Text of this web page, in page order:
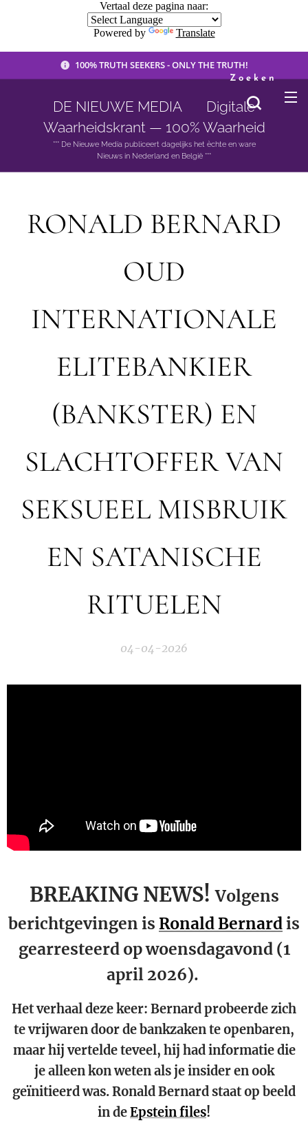
Vertaal deze pagina naar:
Powered by Translate
100% TRUTH SEEKERS - ONLY THE TRUTH!
DE NIEUWE MEDIA 🟣 Digitale
Waarheidskrant — 100% Waarheid
*** De Nieuwe Media publiceert dagelijks het èchte en ware
Nieuws in Nederland en België ***
Zoeken
RONALD BERNARD
OUD
INTERNATIONALE
ELITEBANKIER
(BANKSTER) EN
SLACHTOFFER VAN
SEKSUEEL MISBRUIK
EN SATANISCHE
RITUELEN
04-04-2026
BREAKING NEWS! Volgens
berichtgevingen is Ronald Bernard is
gearresteerd op woensdagavond (1
april 2026).
Het verhaal deze keer: Bernard probeerde zich
te vrijwaren door de bankzaken te openbaren,
maar hij vertelde teveel, hij had informatie die
je alleen kon weten als je insider en ook
geïnitieerd was. Ronald Bernard staat op beeld
in deEpstein files!